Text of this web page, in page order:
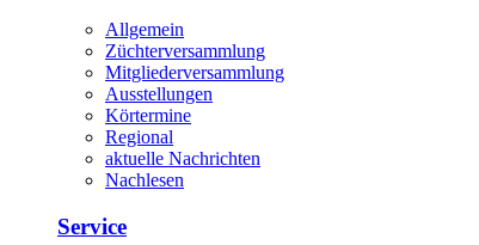
Allgemein
Züchterversammlung
Mitgliederversammlung
Ausstellungen
Körtermine
Regional
aktuelle Nachrichten
Nachlesen
Service